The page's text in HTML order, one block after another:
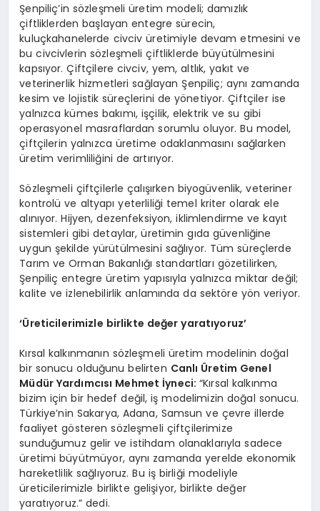
Şenpiliç’in sözleşmeli üretim modeli; damızlık
çiftliklerden başlayan entegre sürecin,
kuluçkahanelerde civciv üretimiyle devam etmesini ve
bu civcivlerin sözleşmeli çiftliklerde büyütülmesini
kapsıyor. Çiftçilere civciv, yem, altlık, yakıt ve
veterinerlik hizmetleri sağlayan Şenpiliç; aynı zamanda
kesim ve lojistik süreçlerini de yönetiyor. Çiftçiler ise
yalnızca kümes bakımı, işçilik, elektrik ve su gibi
operasyonel masraflardan sorumlu oluyor. Bu model,
çiftçilerin yalnızca üretime odaklanmasını sağlarken
üretim verimliliğini de artırıyor.
Sözleşmeli çiftçilerle çalışırken biyogüvenlik, veteriner
kontrolü ve altyapı yeterliliği temel kriter olarak ele
alınıyor. Hijyen, dezenfeksiyon, iklimlendirme ve kayıt
sistemleri gibi detaylar, üretimin gıda güvenliğine
uygun şekilde yürütülmesini sağlıyor. Tüm süreçlerde
Tarım ve Orman Bakanlığı standartları gözetilirken,
Şenpiliç entegre üretim yapısıyla yalnızca miktar değil;
kalite ve izlenebilirlik anlamında da sektöre yön veriyor.
‘Üreticilerimizle birlikte değer yaratıyoruz’
Kırsal kalkınmanın sözleşmeli üretim modelinin doğal
bir sonucu olduğunu belirten Canlı Üretim Genel
Müdür Yardımcısı Mehmet İyneci:“Kırsal kalkınma
bizim için bir hedef değil, iş modelimizin doğal sonucu.
Türkiye’nin Sakarya, Adana, Samsun ve çevre illerde
faaliyet gösteren sözleşmeli çiftçilerimize
sunduğumuz gelir ve istihdam olanaklarıyla sadece
üretimi büyütmüyor, aynı zamanda yerelde ekonomik
hareketlilik sağlıyoruz. Bu iş birliği modeliyle
üreticilerimizle birlikte gelişiyor, birlikte değer
yaratıyoruz.” dedi.